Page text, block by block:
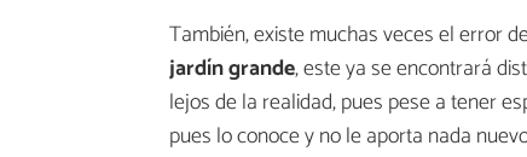
También, existe muchas veces el error
jardín grande, este ya se encontrará
lejos de la realidad, pues pese a tener
pues lo conoce y no le aporta nada